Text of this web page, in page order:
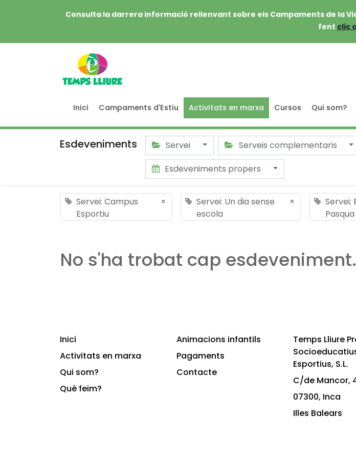
Consulta la darrera informació rellenvant sobre els Campaments de la
fent clic
Inici Campaments d'Estiu Activitats en marxa Cursos Qui som?
Esdeveniments Servei Serveis complementaris
Esdeveniments propers
Servei: Campus
Esportiu
×
Servei: Un dia sense
escola
×
Servei:
Pasqua
No s'ha trobat cap esdeveniment.
Inici
Activitats en marxa
Qui som?
Què feim?
Animacions infantils
Pagaments
Contacte
Temps Lliure
Esportius, S.L.
C/de Mancor,
07300, Inca
Illes Balears